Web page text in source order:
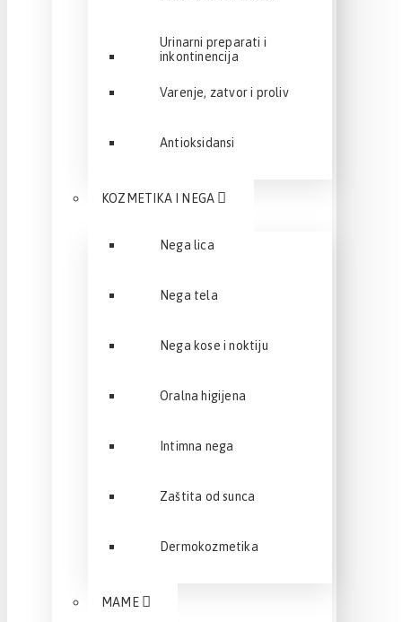
Urinarni preparati i
inkontinencija
Varenje, zatvor i proliv
Antioksidansi
KOZMETIKA I NEGA
Nega lica
Nega tela
Nega kose i noktiju
Oralna higijena
Intimna nega
Zaštita od sunca
Dermokozmetika
MAME